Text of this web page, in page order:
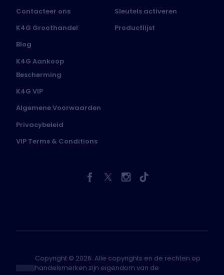
Contacteer ons
K4G Groothandel
Blog
K4G Aankoop
Bescherming
K4G VIP
Algemene Voorwaarden
Privacybeleid
VIP Terms & Conditions
Sleutels activeren
Productlijst
Copyright © 2026. Alle copyrights en de rechten op
handelsmerken zijn eigendom van de